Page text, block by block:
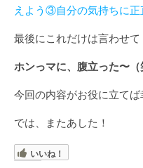
えよう③自分の気持ちに正
最後にこれだけは言わせて
ホンっマに、腹立った〜（
今回の内容がお役に立てば
では、またあした！
いいね！